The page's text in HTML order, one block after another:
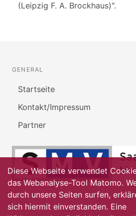
(Leipzig F. A. Brockhaus)".
GENERAL
Startseite
Kontakt/Impressum
Partner
Diese Webseite verwendet
das Webanalyse-Tool Matomo.
durch unsere Seiten surfen,
sich hiermit einverstanden. Eine